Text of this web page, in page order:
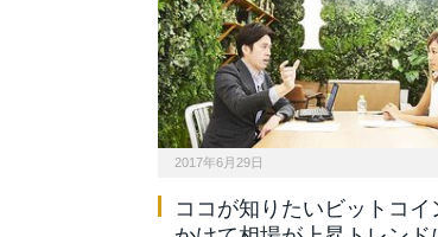
2017年6月29日
ココが知りたいビットコイ